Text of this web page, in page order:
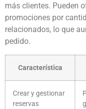
más clientes. Pueden
promociones por
relacionados, lo que
pedido.
Característica
Crear y gestionar
reservas